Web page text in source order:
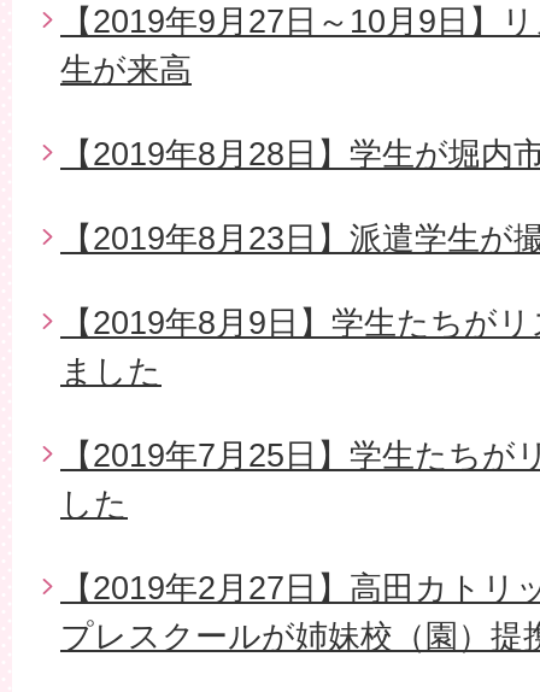
【2019年9月27日～10月9日】
生が来高
【2019年8月28日】学生が堀内
【2019年8月23日】派遣学生が
【2019年8月9日】学生たちが
ました
【2019年7月25日】学生たち
した
【2019年2月27日】高田カト
プレスクールが姉妹校（園）提